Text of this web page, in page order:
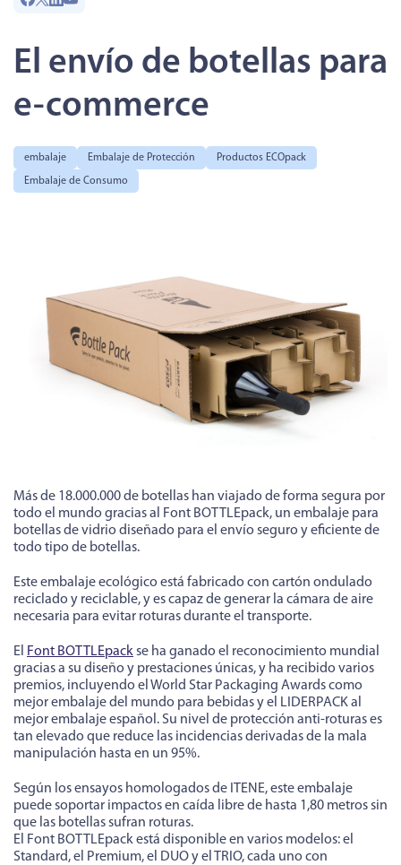
El envío de botellas para
e-commerce
embalaje Embalaje de Protección Productos ECOpack
Embalaje de Consumo
Más de 18.000.000 de botellas han viajado de forma segura por
todo el mundo gracias al Font BOTTLEpack, un embalaje para
botellas de vidrio diseñado para el envío seguro y eficiente de
todo tipo de botellas.
Este embalaje ecológico está fabricado con cartón ondulado
reciclado y reciclable, y es capaz de generar la cámara de aire
necesaria para evitar roturas durante el transporte.
El Font BOTTLEpackse ha ganado el reconocimiento mundial
gracias a su diseño y prestaciones únicas, y ha recibido varios
premios, incluyendo el World Star Packaging Awards como
mejor embalaje del mundo para bebidas y el LIDERPACK al
mejor embalaje español. Su nivel de protección anti-roturas es
tan elevado que reduce las incidencias derivadas de la mala
manipulación hasta en un 95%.
Según los ensayos homologados de ITENE, este embalaje
puede soportar impactos en caída libre de hasta 1,80 metros sin
que las botellas sufran roturas.
El Font BOTTLEpack está disponible en varios modelos: el
Standard, el Premium, el DUO y el TRIO, cada uno con